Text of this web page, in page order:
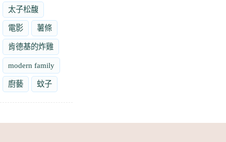
太子松馥
電影 薯條
肯德基的炸雞
modern family
廚藝 蚊子